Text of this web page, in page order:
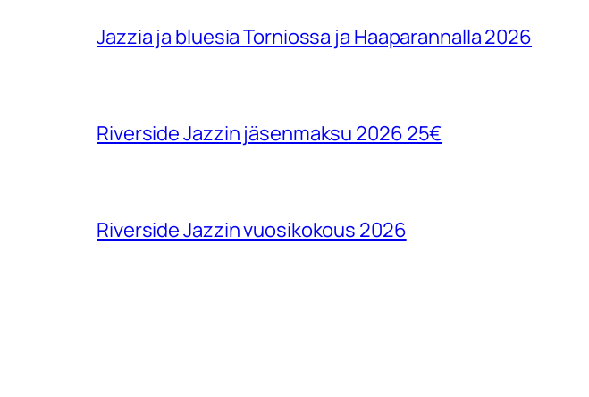
Jazzia ja bluesia Torniossa ja Haaparannalla 2026
Riverside Jazzin jäsenmaksu 2026 25€
Riverside Jazzin vuosikokous 2026